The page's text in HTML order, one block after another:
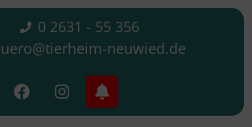
0 2631 - 55 356
neuwied.de